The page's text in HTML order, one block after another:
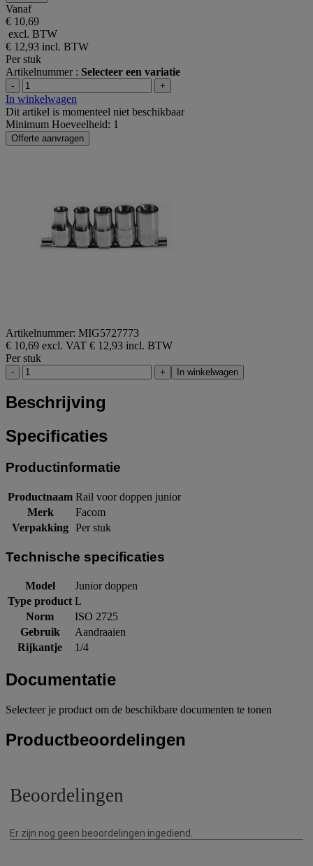
Vanaf
€ 10,69
excl. BTW
€ 12,93 incl. BTW
Per stuk
Artikelnummer : Selecteer een variatie
- +
In winkelwagen
Dit artikel is momenteel niet beschikbaar
Minimum Hoeveelheid: 1
Offerte aanvragen
Artikelnummer: MIG5727773
€ 10,69 excl. VAT € 12,93 incl. BTW
Per stuk
- + In winkelwagen
Beschrijving
Specificaties
Productinformatie
Productnaam Rail voor doppen junior
Merk
Facom
Verpakking Per stuk
Technische specificaties
Model
Junior doppen
Type product L
Norm
ISO 2725
Gebruik
Aandraaien
Rijkantje
1/4
Documentatie
Selecteer je product om de beschikbare documenten te tonen
Productbeoordelingen